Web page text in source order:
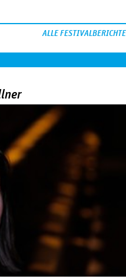
ALLE FESTIVALBERICHTE